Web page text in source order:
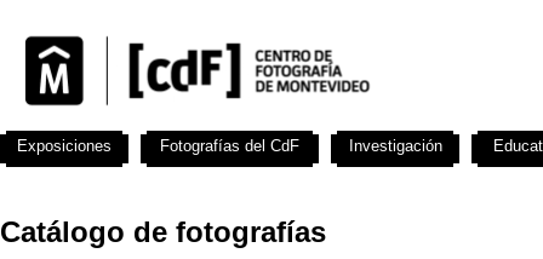
Catálogo de fotografías
Exposiciones Fotografías del CdF Investigación